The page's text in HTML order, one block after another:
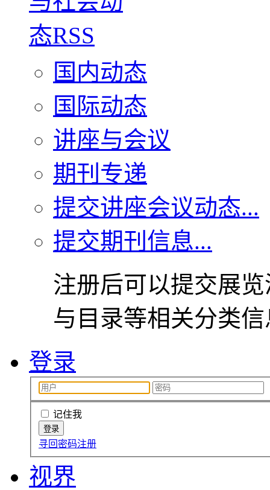
国内动态
国际动态
讲座与会议
期刊专递
提交讲座会议动态...
提交期刊信息...
注册后可以提交展
与目录等相关分类
登录
记住我
寻回密码注册
视界